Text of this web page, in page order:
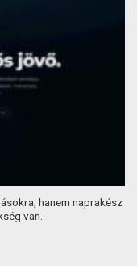
hanem naprakész
van.